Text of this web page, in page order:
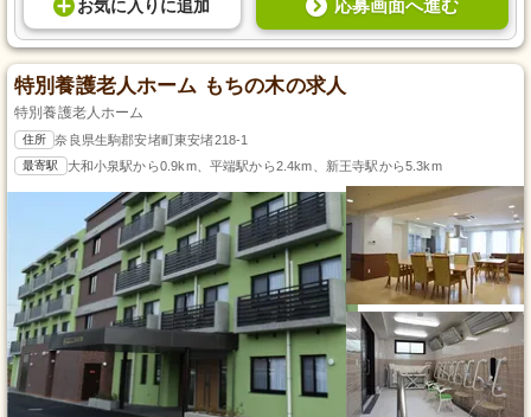
お気に入り に追加 応募画面へ進む
特別養護老人ホーム もちの木の求人
特別養護老人ホーム
住所 奈良県生駒郡安堵町東安堵218-1
最寄駅 大和小泉駅から0.9km、平端駅から2.4km、新王寺駅から5.3km